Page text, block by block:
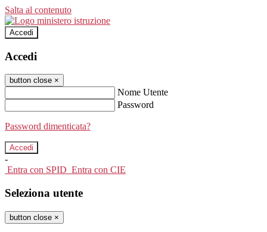
Salta al contenuto
Accedi
Accedi
button close ×
Nome Utente
Password
Password dimenticata?
-
Entra con SPID Entra con CIE
Seleziona utente
button close ×